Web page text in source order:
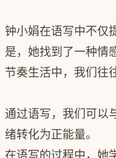
钟小娟在语写中不仅
是，她找到了一种情
节奏生活中，我们往
通过语写，我们可以
绪转化为正能量。
在语写的过程中，她